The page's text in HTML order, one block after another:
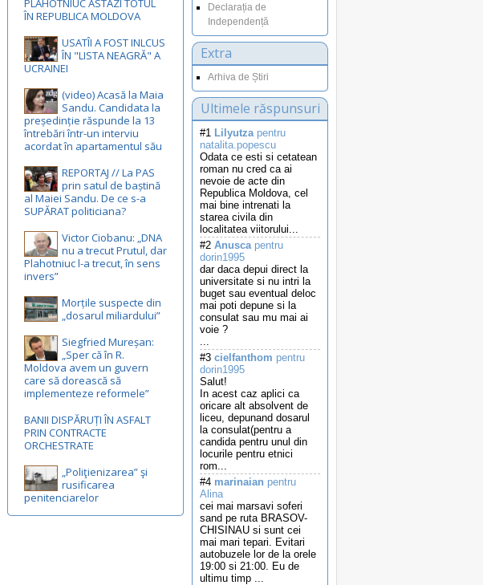
Declarația de
Independență
Extra
Arhiva de Știri
Ultimele răspunsuri
#1 Lilyutzapentru
natalita.popescu
Odata ce esti si cetatean
roman nu cred ca ai
nevoie de acte din
Republica Moldova, cel
mai bine intrenati la
starea civila din
localitatea viitorului...
#2 Anuscapentru
dorin1995
dar daca depui direct la
universitate si nu intri la
buget sau eventual deloc
mai poti depune si la
consulat sau mu mai ai
voie ?
...
#3 cielfanthom pentru
dorin1995
Salut!
In acest caz aplici ca
oricare alt absolvent de
liceu, depunand dosarul
la consulat(pentru a
candida pentru unul din
locurile pentru etnici
rom...
#4 marinaian pentru
Alina
cei mai marsavi soferi
sand pe ruta BRASOV-
CHISINAU si sunt cei
mai mari tepari. Evitari
autobuzele lor de la orele
19:00 si 21:00. Eu de
ultimu timp ...
PLAHOTNIUC ASTĂZI TOTUL
ÎN REPUBLICA MOLDOVA
USATÎI A FOST INLCUS
ÎN "LISTA NEAGRĂ" A
UCRAINEI
(video) Acasă la Maia
Sandu. Candidata la
președinție răspunde la 13
întrebări într-un interviu
acordat în apartamentul său
REPORTAJ // La PAS
prin satul de baștină
al Maiei Sandu. De ce s-a
SUPĂRAT politiciana?
Victor Ciobanu: „DNA
nu a trecut Prutul, dar
Plahotniuc l-a trecut, în sens
invers”
Morțile suspecte din
„dosarul miliardului”
Siegfried Mureșan:
„Sper că în R.
Moldova avem un guvern
care să dorească să
implementeze reformele”
BANII DISPĂRUȚI ÎN ASFALT
PRIN CONTRACTE
ORCHESTRATE
„Poliţienizarea” şi
rusificarea
penitenciarelor